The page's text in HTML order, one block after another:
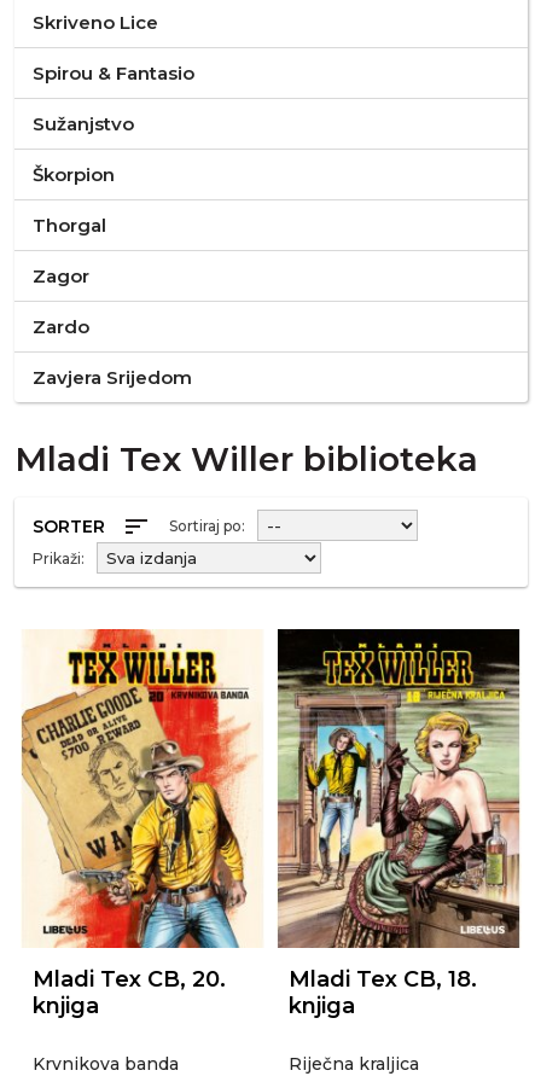
Skriveno Lice
Spirou & Fantasio
Sužanjstvo
Škorpion
Thorgal
Zagor
Zardo
Zavjera Srijedom
Mladi Tex Willer biblioteka
SORTER sort
Sortiraj po:
Prikaži:
Mladi Tex CB, 20.
knjiga
Krvnikova banda
Mladi Tex CB, 18.
knjiga
Riječna kraljica